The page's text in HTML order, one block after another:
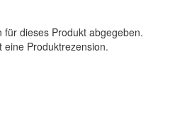
dieses Produkt abgegeben.
eine Produktrezension.